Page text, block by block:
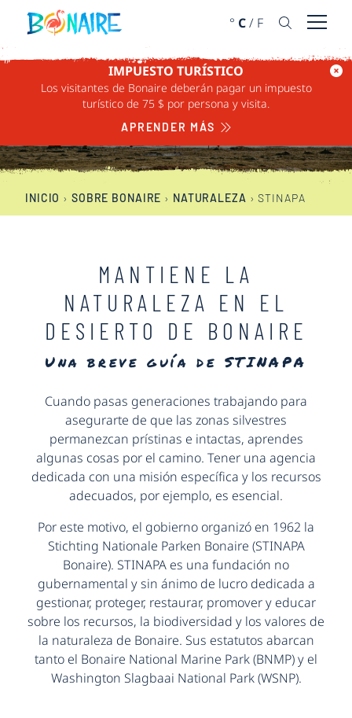
IR AL CONTENIDO
° C/ F Abrir
IMPUESTO TURÍSTICO
Los visitantes de Bonaire deberán pagar un impuesto
turístico de 75 $ por persona y visita.
APRENDER MÁS
STINAPA
INICIO › SOBRE BONAIRE › NATURALEZA ›STINAPA
MANTIENE LA
NATURALEZA EN EL
DESIERTO DE BONAIRE
Una breve guía de STINAPA
Cuando pasas generaciones trabajando para
asegurarte de que las zonas silvestres
permanezcan prístinas e intactas, aprendes
algunas cosas por el camino. Tener una agencia
dedicada con una misión específica y los recursos
adecuados, por ejemplo, es esencial.
Por este motivo, el gobierno organizó en 1962 la
Stichting Nationale Parken Bonaire (STINAPA
Bonaire). STINAPA es una fundación no
gubernamental y sin ánimo de lucro dedicada a
gestionar, proteger, restaurar, promover y educar
sobre los recursos, la biodiversidad y los valores de
la naturaleza de Bonaire. Sus estatutos abarcan
tanto el Bonaire National Marine Park (BNMP) y el
Washington Slagbaai National Park (WSNP).